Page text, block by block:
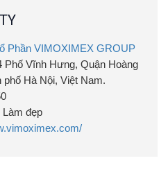
Phần VIMOXIMEX GROUP
Phố Vĩnh Hưng, Quận Hoàng
phố Hà Nội, Việt Nam.
đẹp